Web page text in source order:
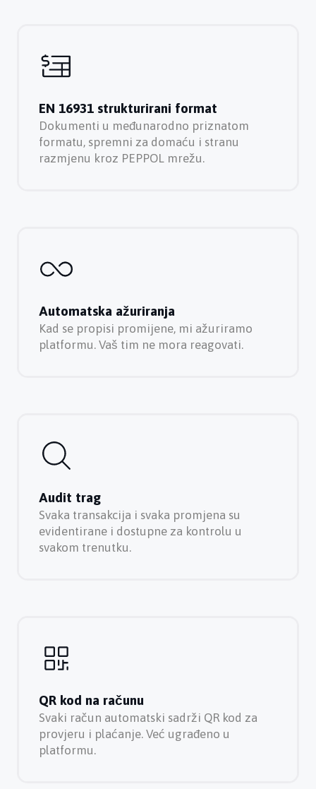
EN 16931 strukturirani format
Dokumenti u međunarodno priznatom
formatu, spremni za domaću i stranu
razmjenu kroz PEPPOL mrežu.
Automatska ažuriranja
Kad se propisi promijene, mi ažuriramo
platformu. Vaš tim ne mora reagovati.
Audit trag
Svaka transakcija i svaka promjena su
evidentirane i dostupne za kontrolu u
svakom trenutku.
QR kod na računu
Svaki račun automatski sadrži QR kod za
provjeru i plaćanje. Već ugrađeno u
platformu.